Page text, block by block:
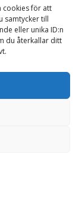
cookies för att
samtycker till
eller unika ID:n
du återkallar ditt
fält